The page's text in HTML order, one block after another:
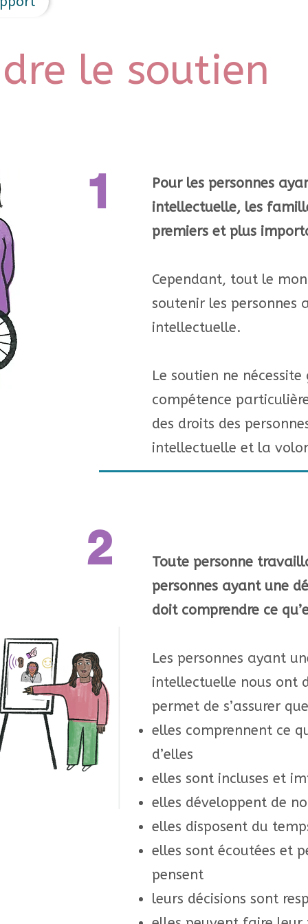
le soutien
1
Pour les personnes
intellectuelle, les
premiers et plus
Cependant, tout le
soutenir les personnes
intellectuelle.
Le soutien ne
compétence
des droits des
intellectuelle et la
2
Toute personne
personnes ayant une
doit comprendre ce
Les personnes ayant
intellectuelle nous ont
permet de s’assurer
elles comprennent ce
d’elles
elles sont incluses et
elles développent de
elles disposent du
elles sont écoutées et
pensent
leurs décisions sont